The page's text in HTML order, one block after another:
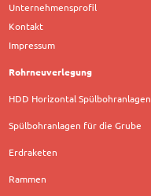
Unternehmensprofil
Kontakt
Impressum
Rohrneuverlegung
HDD Horizontal Spülbohranlagen
Spülbohranlagen für die Grube
Erdraketen
Rammen